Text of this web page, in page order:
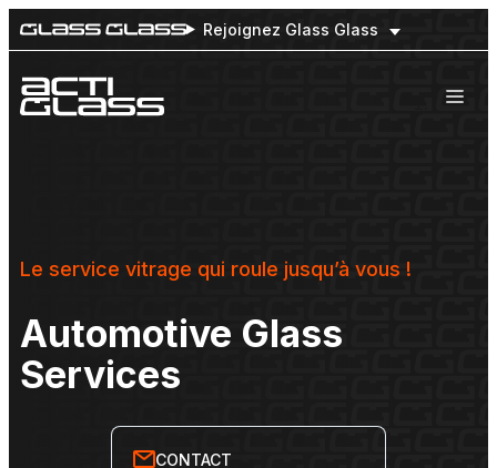
Rejoignez Glass Glass
Nos engagements
Le service vitrage qui roule jusqu’à vous !
Automotive Glass
Services
CONTACT